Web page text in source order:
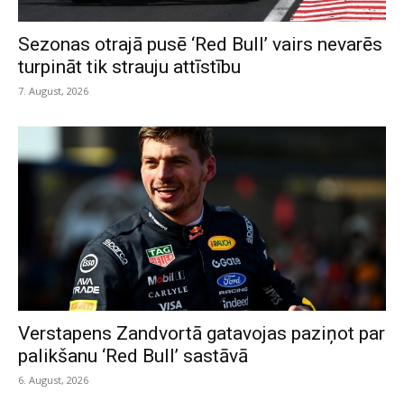
Sezonas otrajā pusē ‘Red Bull’ vairs nevarēs
turpināt tik strauju attīstību
7. August, 2026
Verstapens Zandvortā gatavojas paziņot par
palikšanu ‘Red Bull’ sastāvā
6. August, 2026